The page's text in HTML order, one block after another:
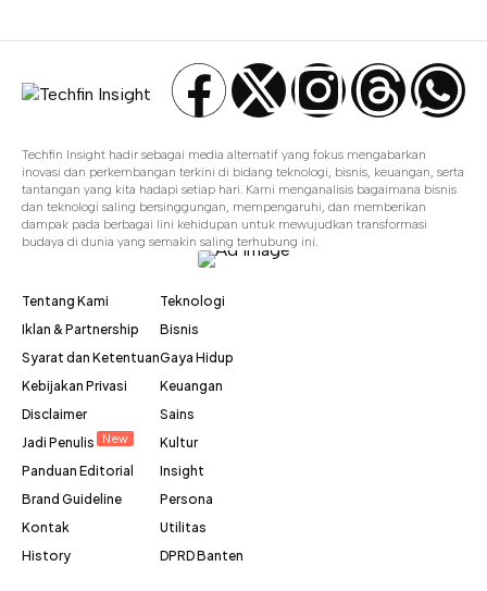
Techfin Insight hadir sebagai media alternatif yang fokus mengabarkan
inovasi dan perkembangan terkini di bidang teknologi, bisnis, keuangan, serta
tantangan yang kita hadapi setiap hari. Kami menganalisis bagaimana bisnis
dan teknologi saling bersinggungan, mempengaruhi, dan memberikan
dampak pada berbagai lini kehidupan untuk mewujudkan transformasi
budaya di dunia yang semakin saling terhubung ini.
Tentang Kami
Iklan & Partnership
Syarat dan Ketentuan
Kebijakan Privasi
Disclaimer
Jadi Penulis
New
Panduan Editorial
Brand Guideline
Kontak
History
Teknologi
Bisnis
Gaya Hidup
Keuangan
Sains
Kultur
Insight
Persona
Utilitas
DPRD Banten